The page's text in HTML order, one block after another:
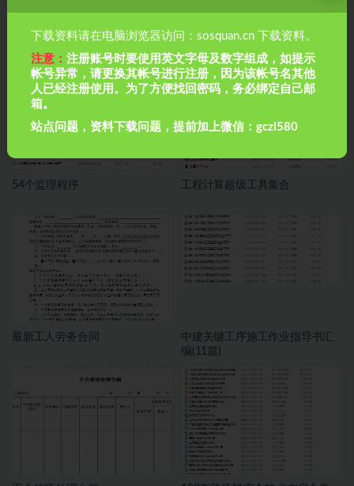
资料编制整理常见问题解析
重庆市建设工程技术用表相关资
54个监理程序 工程计算超级工具集合
最新工人劳务合同
中建关键工序施工作业指导书汇
编(11篇)
下载资料请在电脑浏览器访问：sosquan.cn 下载资料。
注意：注册账号时要使用英文字母及数字组成，如提示
帐号异常，请更换其帐号进行注册，因为该帐号名其他
人已经注册使用。为了方便找回密码，务必绑定自己邮
箱。
站点问题，资料下载问题，提前加上微信：gczl580